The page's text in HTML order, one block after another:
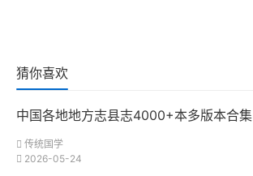
猜你喜欢
中国各地地方志县志4000+本多版本合集
传统国学
2026-05-24